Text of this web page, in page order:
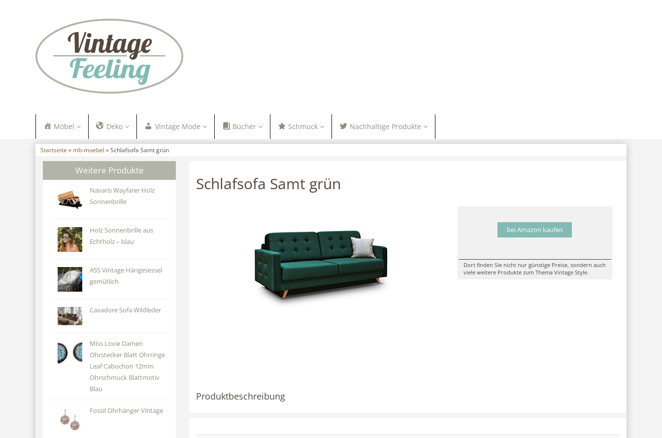
Möbel Deko Vintage Mode Bücher Schmuck Nachhaltige Produkte
Startseite » mb-moebel » Schlafsofa Samt grün
Weitere Produkte
Navaris Wayfarer Holz
Sonnenbrille
Holz Sonnenbrille aus
Echtholz – blau
ASS Vintage Hängesessel
gemütlich
Cavadore Sofa Wildleder
Miss Lovie Damen
Ohrstecker Blatt Ohrringe
Leaf Cabochon 12mm
Ohrschmuck Blattmotiv
Blau
Fossil Ohrhänger Vintage
Schlafsofa Samt grün
bei Amazon kaufen
Dort finden Sie nicht nur günstige Preise, sondern auch
viele weitere Produkte zum Thema Vintage Style.
Produktbeschreibung